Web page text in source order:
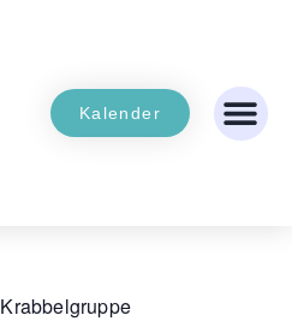
Kalender
Krabbelgruppe